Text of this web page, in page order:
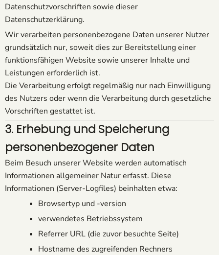
Datenschutzvorschriften sowie dieser
Datenschutzerklärung.
Wir verarbeiten personenbezogene Daten unserer Nutzer
grundsätzlich nur, soweit dies zur Bereitstellung einer
funktionsfähigen Website sowie unserer Inhalte und
Leistungen erforderlich ist.
Die Verarbeitung erfolgt regelmäßig nur nach Einwilligung
des Nutzers oder wenn die Verarbeitung durch gesetzliche
Vorschriften gestattet ist.
3. Erhebung und Speicherung
personenbezogener Daten
Beim Besuch unserer Website werden automatisch
Informationen allgemeiner Natur erfasst. Diese
Informationen (Server-Logfiles) beinhalten etwa:
Browsertyp und -version
verwendetes Betriebssystem
Referrer URL (die zuvor besuchte Seite)
Hostname des zugreifenden Rechners